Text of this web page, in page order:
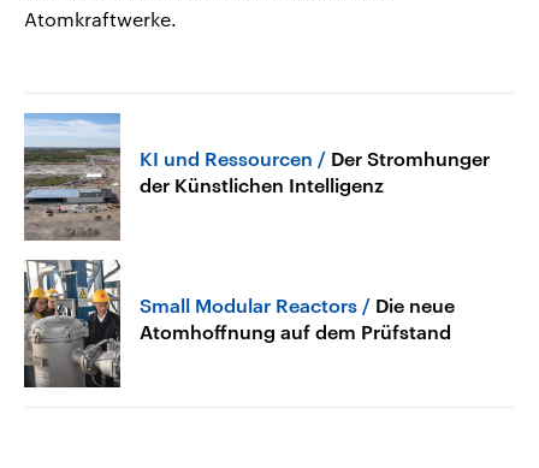
Atomkraftwerke.
KI und Ressourcen
Der Stromhunger
der Künstlichen Intelligenz
Small Modular Reactors
Die neue
Atomhoffnung auf dem Prüfstand